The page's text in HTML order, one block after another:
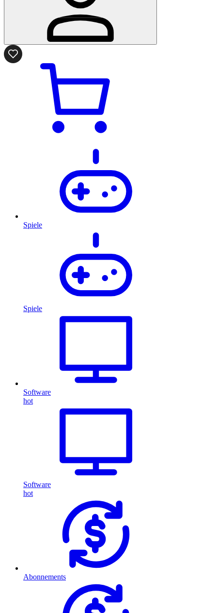
Spiele
Spiele
Software
hot
Software
hot
Abonnements